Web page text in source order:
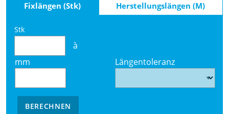
Fixlängen (Stk) Herstellungslängen (M)
Stk
à
mm
Längentoleranz
BERECHNEN